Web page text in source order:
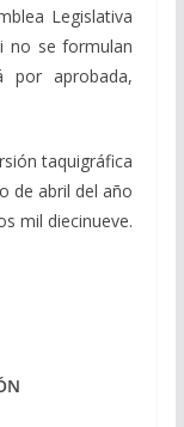
Legislativa
no se formulan
por aprobada,
taquigráfica
de abril del año
mil diecinueve.